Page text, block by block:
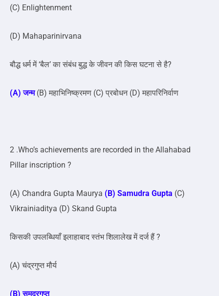
(C) Enlightenment
(D) Mahaparinirvana
बौद्ध धर्म में ‘बैल’ का संबंध बुद्ध के जीवन की किस घटना से है?
(A) जन्म(B) महाभिनिष्क्रमण (C) प्रबोधन (D) महापरिनिर्वाण
2 .Who’s achievements are recorded in the Allahabad
Pillar inscription ?
(A) Chandra Gupta Maurya (B) Samudra Gupta (C)
Vikrainiaditya (D) Skand Gupta
किसकी उपलब्धियाँ इलाहाबाद स्तंभ शिलालेख में दर्ज हैं ?
(A) चंद्रगुप्त मौर्य
(B) समुद्रगुप्त